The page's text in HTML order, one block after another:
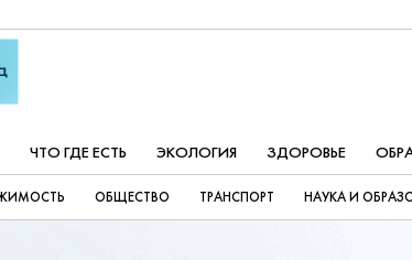
ЧТО ГДЕ ЕСТЬ ЭКОЛОГИЯ ЗДОРОВЬЕ
ОБЩЕСТВО ТРАНСПОРТ НАУКА И